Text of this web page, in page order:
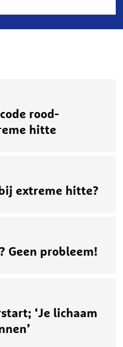
rood-
hitte
extreme hitte?
Geen probleem!
‘Je lichaam